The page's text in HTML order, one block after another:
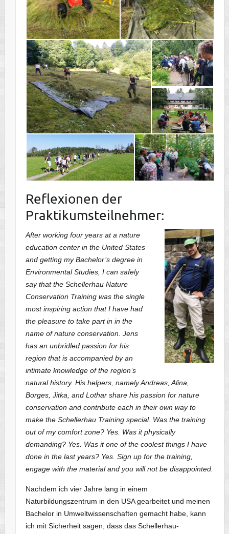
Reflexionen der
Praktikumsteilnehmer:
After working four years at a nature
education center in the United States
and getting my Bachelor’s degree in
Environmental Studies, I can safely
say that the Schellerhau Nature
Conservation Training was the single
most inspiring action that I have had
the pleasure to take part in in the
name of nature conservation. Jens
has an unbridled passion for his
region that is accompanied by an
intimate knowledge of the region’s
natural history. His helpers, namely Andreas, Alina,
Borges, Jitka, and Lothar share his passion for nature
conservation and contribute each in their own way to
make the Schellerhau Training special. Was the training
out of my comfort zone? Yes. Was it physically
demanding? Yes. Was it one of the coolest things I have
done in the last years? Yes. Sign up for the training,
engage with the material and you will not be disappointed.
Nachdem ich vier Jahre lang in einem
Naturbildungszentrum in den USA gearbeitet und meinen
Bachelor in Umweltwissenschaften gemacht habe, kann
ich mit Sicherheit sagen, dass das Schellerhau-